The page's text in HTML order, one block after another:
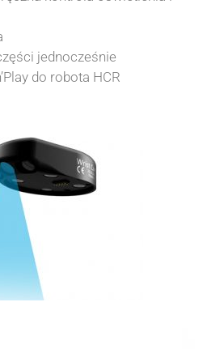
jednocześnie
do robota HCR